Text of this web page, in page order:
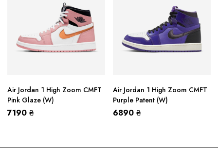
Air Jordan 1 High Zoom CMFT
Pink Glaze (W)
7190 ₴
Air Jordan 1 High Zoom CMFT
Purple Patent (W)
6890 ₴